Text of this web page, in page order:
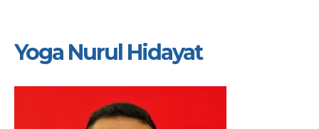
Yoga Nurul Hidayat